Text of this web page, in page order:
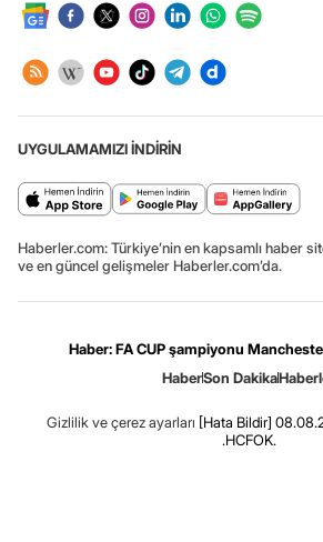
UYGULAMAMIZI İNDİRİN
Haberler.com: Türkiye’nin en kapsamlı haber
ve en güncel gelişmeler Haberler.com’da.
Haber: FA CUP şampiyonu
HaberSon Dakika
Gizlilik ve çerez ayarları [Hata Bildir]
.HCFOK.